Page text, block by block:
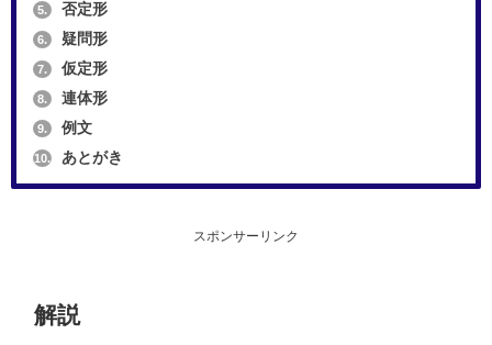
5. 否定形
6. 疑問形
7. 仮定形
8. 連体形
9. 例文
10. あとがき
スポンサーリンク
解説